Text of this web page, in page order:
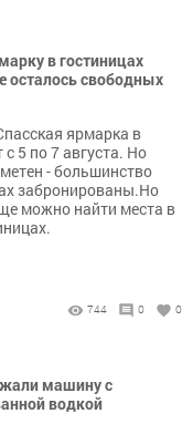
в гостиницах
осталось свободных
ярмарка в
с 5 по 7 августа. Но
- большинство
забронированы.Но
можно найти места в
744 0 0
машину с
водкой